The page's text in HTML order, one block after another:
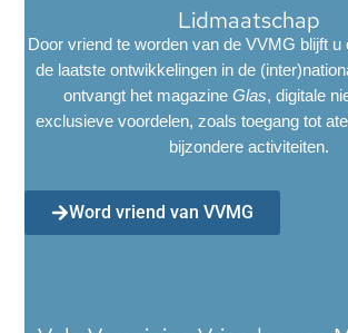
Lidmaatschap
Door vriend te worden van de VVMG blijft u
de laatste ontwikkelingen in de
ontvangt het magazine Glas, digitale
exclusieve voordelen, zoals toegang tot
bijzondere activiteiten.
Word vriend van VVMG